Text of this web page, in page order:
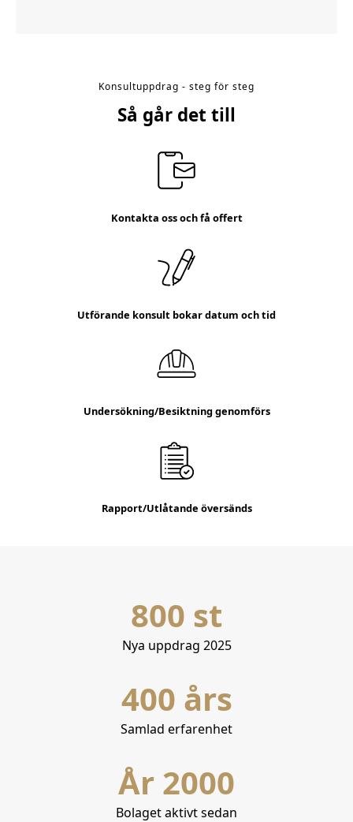
Konsultuppdrag - steg för steg
Så går det till
Kontakta oss och få offert
Utförande konsult bokar datum och tid
Undersökning/Besiktning genomförs
Rapport/Utlåtande översänds
Snabba svar på dina frågor
Vårt team
800 st
Nya uppdrag 2025
400 års
Samlad erfarenhet
År 2000
Bolaget aktivt sedan